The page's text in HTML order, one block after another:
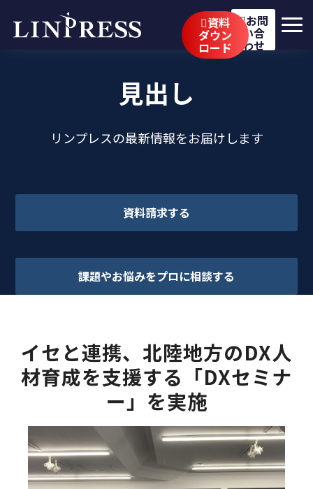
資料
ダウン
ロード
お問
い合
わせ
サービス
事例
ブログ
企業情報
見出し
リンプレスの最新情報をお届けします
資料請求する
課題やお悩みをプロに相談する
イセと連携、北陸地方のDX人
材育成を支援する「DXセミナ
ー」を実施